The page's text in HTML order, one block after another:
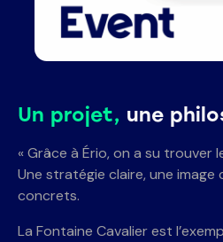
Un projet, une
« Grâce à Ério, on a su trouver
Une stratégie claire, une
concrets.
La Fontaine Cavalier est